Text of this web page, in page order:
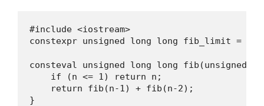
#include <iostream>
constexpr unsigned long long fib_limit =
consteval unsigned long long fib(unsigned
    if (n <= 1) return n;
    return fib(n-1) + fib(n-2);
}